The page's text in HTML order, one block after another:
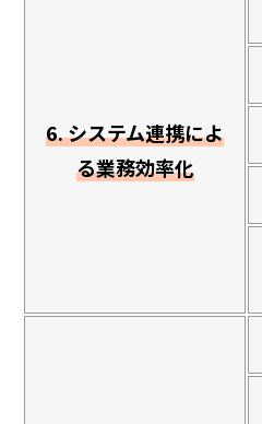
6. システム連携によ
る業務効率化